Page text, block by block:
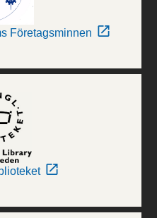
Företagsminnen